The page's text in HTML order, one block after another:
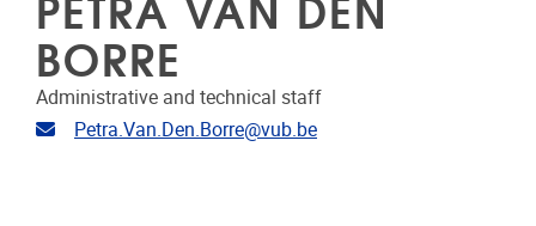
BORRE
Administrative and technical staff
Email address
Petra.Van.Den.Borre@vub.be